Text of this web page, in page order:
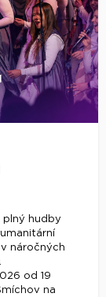
plný hudby
náročných
od 19
na